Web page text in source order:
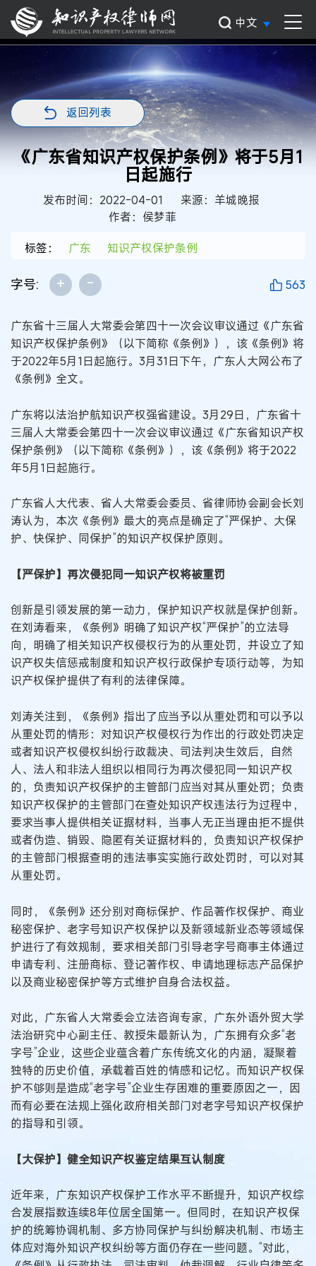
中文
返回列表
《广东省知识产权保护条例》将于5月1
日起施行
发布时间：2022-04-01
来源：羊城晚报
作者：侯梦菲
标签：
广东 知识产权保护条例
字号: + - 563
广东省十三届人大常委会第四十一次会议审议通过《广东省
知识产权保护条例》（以下简称《条例》），该《条例》将
于2022年5月1日起施行。3月31日下午，广东人大网公布了
《条例》全文。
广东将以法治护航知识产权强省建设。3月29日，广东省十
三届人大常委会第四十一次会议审议通过《广东省知识产权
保护条例》（以下简称《条例》），该《条例》将于2022
年5月1日起施行。
广东省人大代表、省人大常委会委员、省律师协会副会长刘
涛认为，本次《条例》最大的亮点是确定了“严保护、大保
护、快保护、同保护”的知识产权保护原则。
【严保护】再次侵犯同一知识产权将被重罚
创新是引领发展的第一动力，保护知识产权就是保护创新。
在刘涛看来，《条例》明确了知识产权“严保护”的立法导
向，明确了相关知识产权侵权行为的从重处罚，并设立了知
识产权失信惩戒制度和知识产权行政保护专项行动等，为知
识产权保护提供了有利的法律保障。
刘涛关注到，《条例》指出了应当予以从重处罚和可以予以
从重处罚的情形：对知识产权侵权行为作出的行政处罚决定
或者知识产权侵权纠纷行政裁决、司法判决生效后，自然
人、法人和非法人组织以相同行为再次侵犯同一知识产权
的，负责知识产权保护的主管部门应当对其从重处罚；负责
知识产权保护的主管部门在查处知识产权违法行为过程中，
要求当事人提供相关证据材料，当事人无正当理由拒不提供
或者伪造、销毁、隐匿有关证据材料的，负责知识产权保护
的主管部门根据查明的违法事实实施行政处罚时，可以对其
从重处罚。
同时，《条例》还分别对商标保护、作品著作权保护、商业
秘密保护、老字号知识产权保护以及新领域新业态等领域保
护进行了有效规制，要求相关部门引导老字号商事主体通过
申请专利、注册商标、登记著作权、申请地理标志产品保护
以及商业秘密保护等方式维护自身合法权益。
对此，广东省人大常委会立法咨询专家，广东外语外贸大学
法治研究中心副主任、教授朱最新认为，广东拥有众多“老
字号”企业，这些企业蕴含着广东传统文化的内涵，凝聚着
独特的历史价值，承载着百姓的情感和记忆。而知识产权保
护不够则是造成“老字号”企业生存困难的重要原因之一，因
而有必要在法规上强化政府相关部门对老字号知识产权保护
的指导和引领。
【大保护】健全知识产权鉴定结果互认制度
近年来，广东知识产权保护工作水平不断提升，知识产权综
合发展指数连续8年位居全国第一。但同时，在知识产权保
护的统筹协调机制、多方协同保护与纠纷解决机制、市场主
体应对海外知识产权纠纷等方面仍存在一些问题。“对此，